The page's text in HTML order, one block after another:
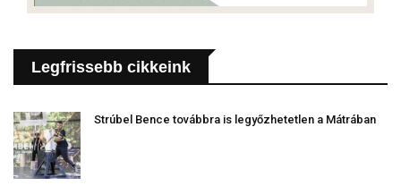
Legfrissebb cikkeink
Strúbel Bence továbbra is legyőzhetetlen a Mátrában